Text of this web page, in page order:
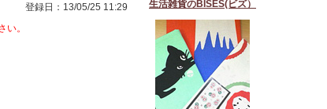
登録日：13/05/25 11:29
。
生活雑貨のBISES(ビズ）